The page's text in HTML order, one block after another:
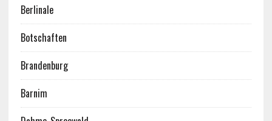
Berlinale
Botschaften
Brandenburg
Barnim